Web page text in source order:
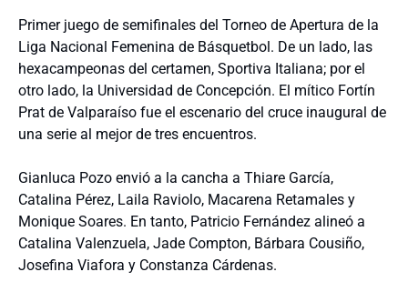
Primer juego de semifinales del Torneo de Apertura de la
Liga Nacional Femenina de Básquetbol. De un lado, las
hexacampeonas del certamen, Sportiva Italiana; por el
otro lado, la Universidad de Concepción. El mítico Fortín
Prat de Valparaíso fue el escenario del cruce inaugural de
una serie al mejor de tres encuentros.
Gianluca Pozo envió a la cancha a Thiare García,
Catalina Pérez, Laila Raviolo, Macarena Retamales y
Monique Soares. En tanto, Patricio Fernández alineó a
Catalina Valenzuela, Jade Compton, Bárbara Cousiño,
Josefina Viafora y Constanza Cárdenas.